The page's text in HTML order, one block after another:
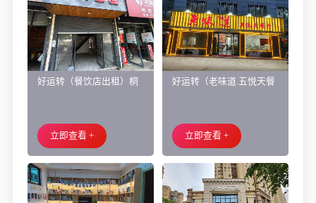
好运转（餐饮店出租）桐
面旺铺出租
立即查看 +
好运转（老味道.五悦天餐
让、主要房租低
立即查看 +